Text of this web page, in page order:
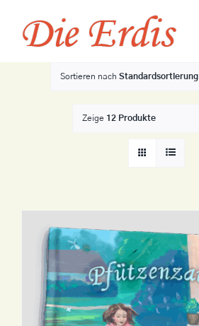
Inhalt
springen
Sortieren nach Standardsortierung
Zeige 12 Produkte